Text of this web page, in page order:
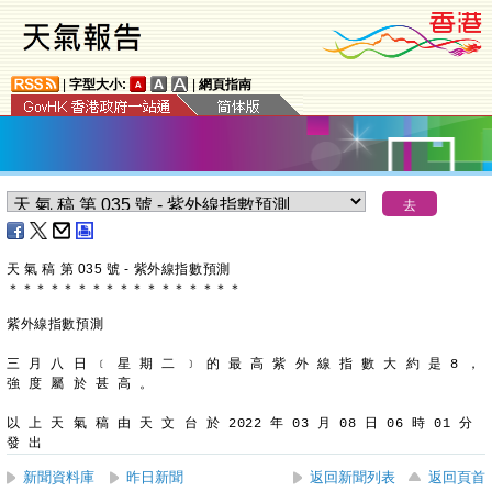
字型大小: 網頁指南
天 氣 稿 第 035 號 - 紫外線指數預測
＊ ＊ ＊ ＊ ＊ ＊ ＊ ＊ ＊ ＊ ＊ ＊ ＊ ＊ ＊ ＊ ＊
紫外線指數預測
三 月 八 日 ﹝ 星 期 二 ﹞ 的 最 高 紫 外 線 指 數 大 約 是 8 ，
強 度 屬 於 甚 高 。
以 上 天 氣 稿 由 天 文 台 於 2022 年 03 月 08 日 06 時 01 分
發 出
新聞資料庫 昨日新聞 返回新聞列表 返回頁首